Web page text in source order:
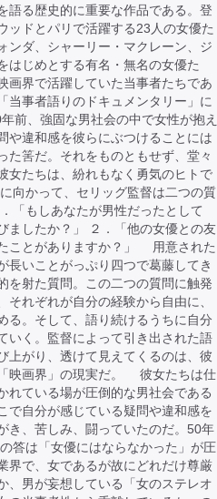
語る歴史的に重要な作品である。登
ッドとパリで活躍する23人の女優た
ンダ、シャーリー・マクレーン、ジ
はじめとする有名・無名の女優た
画界で活躍していた当事者たちであ
当事者語りのドキュメンタリー」に
、強固な男社会の中で女性が抱え
や違和感を彼らにぶつけることには
た筈だ。それをものともせず、堂々
女たちは、紛れもなく勇気のヒトで
向かって、セリッグ監督は二つの質
「もしあなたが男性だったとして
ましたか？」 ２．「他の女優との友
ことがありますか？」 用意された
長いことがっぷり四つで葛藤してき
を射た質問。この二つの質問に触発
それぞれが自分の経験から自由に、
る。そして、語り続けるうちに自分
いく。監督によって引き出された語
上がり、透けて見えてくるのは、彼
映画界」の現実だ。 彼女たちは仕
れている場が圧倒的な男社会である
で自分が感じている疑問や違和感を
き、苦しみ、闘っていたのだ。50年
答は「女優にはならなかった」が圧
界で、女であるが故にどれだけ尊厳
、男が妄想している「女のステレオ